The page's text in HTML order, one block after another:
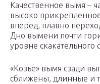
Качественное вымя –
высоко
вперед, плавно
Дно вымени почти
уровне скакательного
«Козье» вымя сзади
сближены, длинные и